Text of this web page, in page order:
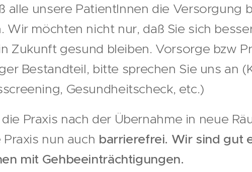
alle unsere PatientInnen die Versorgung
Wir möchten nicht nur, daß Sie sich
Zukunft gesund bleiben. Vorsorge bzw
Bestandteil, bitte sprechen Sie uns an
Gesundheitscheck, etc.)
Praxis nach der Übernahme in neue
nun auch barrierefrei. Wir sind gut
mit Gehbeeinträchtigungen.